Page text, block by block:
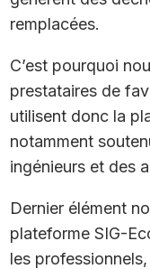
remplacées.
C’est pourquoi
prestataires de
utilisent donc la
notamment
ingénieurs et des
Dernier élément
plateforme SIG-
les professionnels,